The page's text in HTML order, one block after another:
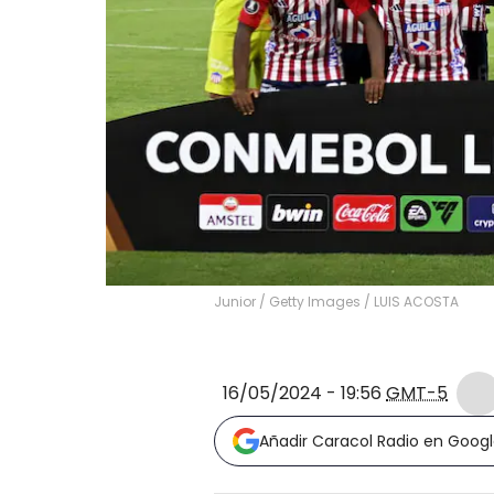
Junior / Getty Images / LUIS ACOSTA
16/05/2024 - 19:56 GMT-5
Añadir Caracol Radio en